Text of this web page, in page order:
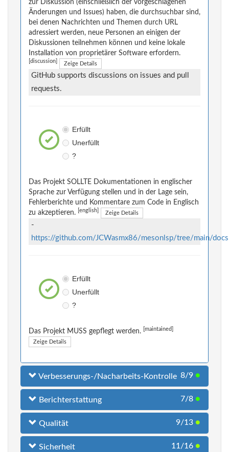
zur Diskussion (einschließlich der vorgeschlagenen
Änderungen und Issues) haben, die durchsuchbar sind,
bei denen Nachrichten und Themen durch URL
adressiert werden, neue Personen an einigen der
Diskussionen teilnehmen können und keine lokale
Installation von proprietärer Software erfordern.
[discussion] Zeige Details
GitHub supports discussions on issues and pull
requests.
Erfüllt
Unerfüllt
?
Das Projekt SOLLTE Dokumentationen in englischer
Sprache zur Verfügung stellen und in der Lage sein,
Fehlerberichte und Kommentare zum Code in Englisch
zu akzeptieren.
[english] Zeige Details
-
https://github.com/JCWasmx86/mesonlsp/tree/main/docs
Erfüllt
Unerfüllt
?
Das Projekt MUSS gepflegt werden. [maintained]
Zeige Details
Verbesserungs-/Nacharbeits-Kontrolle 8/9 ●
Berichterstattung 7/8 ●
Qualität 9/13 ●
Sicherheit 11/16 ●